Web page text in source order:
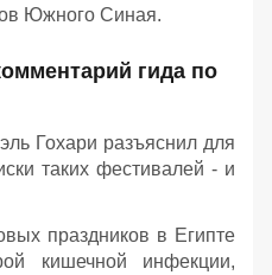
Южного Синая.
гида по
Гохари разъяснил для
таких фестивалей - и
праздников в Египте
кишечной инфекции,